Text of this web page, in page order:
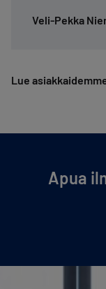
Veli-Pekka
Lue
Apua